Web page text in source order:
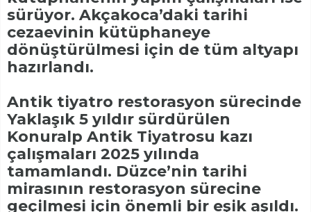
sürüyor. Akçakoca’daki tarihi
cezaevinin kütüphaneye
dönüştürülmesi için de tüm altyapı
hazırlandı.
Antik tiyatro restorasyon sürecinde
Yaklaşık 5 yıldır sürdürülen
Konuralp Antik Tiyatrosu kazı
çalışmaları 2025 yılında
tamamlandı. Düzce’nin tarihi
mirasının restorasyon sürecine
geçilmesi için önemli bir eşik aşıldı.